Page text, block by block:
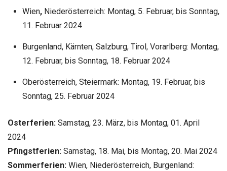
Wien,Niederösterreich: Montag, 5. Februar, bis Sonntag,
11. Februar 2024
Burgenland, Kärnten, Salzburg, Tirol, Vorarlberg: Montag,
12. Februar, bis Sonntag, 18. Februar 2024
Oberösterreich, Steiermark: Montag, 19. Februar, bis
Sonntag, 25. Februar 2024
Osterferien: Samstag, 23. März, bis Montag, 01. April
2024
Pfingstferien: Samstag, 18. Mai, bis Montag, 20. Mai 2024
Sommerferien: Wien, Niederösterreich, Burgenland: